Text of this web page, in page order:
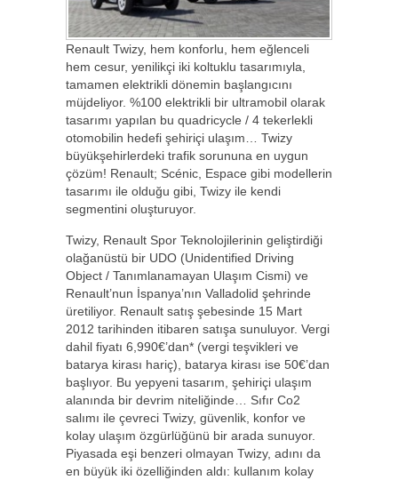
Renault Twizy, hem konforlu, hem eğlenceli
hem cesur, yenilikçi iki koltuklu tasarımıyla,
tamamen elektrikli dönemin başlangıcını
müjdeliyor. %100 elektrikli bir ultramobil olarak
tasarımı yapılan bu quadricycle / 4 tekerlekli
otomobilin hedefi şehiriçi ulaşım… Twizy
büyükşehirlerdeki trafik sorununa en uygun
çözüm! Renault; Scénic, Espace gibi modellerin
tasarımı ile olduğu gibi, Twizy ile kendi
segmentini oluşturuyor.
Twizy, Renault Spor Teknolojilerinin geliştirdiği
olağanüstü bir UDO (Unidentified Driving
Object / Tanımlanamayan Ulaşım Cismi) ve
Renault’nun İspanya’nın Valladolid şehrinde
üretiliyor. Renault satış şebesinde 15 Mart
2012 tarihinden itibaren satışa sunuluyor. Vergi
dahil fiyatı 6,990€’dan* (vergi teşvikleri ve
batarya kirası hariç), batarya kirası ise 50€’dan
başlıyor. Bu yepyeni tasarım, şehiriçi ulaşım
alanında bir devrim niteliğinde… Sıfır Co2
salımı ile çevreci Twizy, güvenlik, konfor ve
kolay ulaşım özgürlüğünü bir arada sunuyor.
Piyasada eşi benzeri olmayan Twizy, adını da
en büyük iki özelliğinden aldı: kullanım kolay